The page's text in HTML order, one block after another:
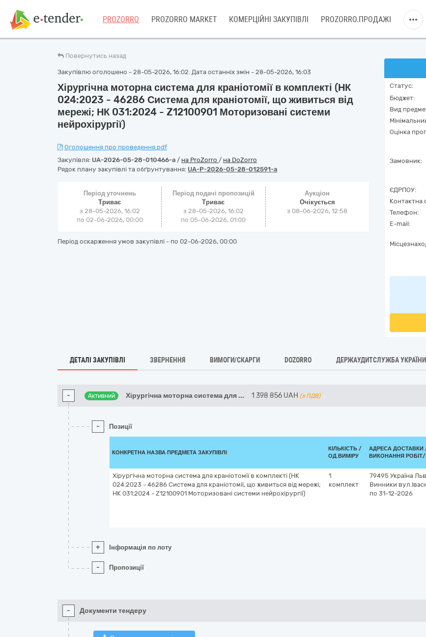
PROZORRO PROZORRO MARKET КОМЕРЦІЙНІ ЗАКУПІВЛІ PROZORRO.ПРОДАЖІ
Повернутись назад
Закупівлю оголошено - 28-05-2026, 16:02. Дата останніх змін - 28-05-2026, 16:03
Хірургічна моторна система для краніотомії в комплекті (НК
024:2023 - 46286 Система для краніотомії, що живиться від
мережі; НК 031:2024 - Z12100901 Моторизовані системи
нейрохірургії)
Оголошення про проведення.pdf
Закупівля: UA-2026-05-28-010466-a / на ProZorro / на DoZorro
Рядок плану закупівлі та обґрунтування: UA-P-2026-05-28-012591-a
Період уточнень
Триває
з 28-05-2026, 16:02
по 02-06-2026, 00:00
Період подачі пропозицій
Триває
з 28-05-2026, 16:02
по 05-06-2026, 01:00
Аукціон
Очікується
з 08-06-2026, 12:58
Період оскарження умов закупівлі - по 02-06-2026, 00:00
Статус:
Бюджет:
Вид
Оцінка
Замовник:
ЄДРПОУ:
Контактна
Телефон:
E-mail:
ДЕТАЛІ ЗАКУПІВЛІ ЗВЕРНЕННЯ ВИМОГИ/СКАРГИ DOZORRO ДЕРЖАУДИТСЛУЖБА УКРАЇНИ
- Активний Хірургічна моторна система для ... 1 398 856 UAH (з ПДВ)
- Позиції
КОНКРЕТНА НАЗВА ПРЕДМЕТА ЗАКУПІВЛІ
КІЛЬКІСТЬ /
ОД.ВИМІРУ
АДРЕСА ДОСТАВКИ
ВИКОНАННЯ
Хірургічна моторна система для краніотомії в комплекті (НК
024:2023 - 46286 Система для краніотомії, що живиться від мережі;
НК 031:2024 - Z12100901 Моторизовані системи нейрохірургії)
1
комплект
79495 Україна
Винники
по 31-12-2026
+ Інформація по лоту
- Пропозиції
- Документи тендеру